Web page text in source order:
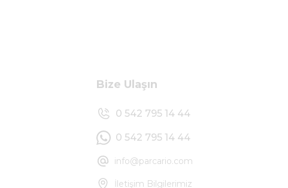
Bize Ulaşın
0 542 795 14 44
0 542 795 14 44
info@parcario.com
İletişim Bilgilerimiz